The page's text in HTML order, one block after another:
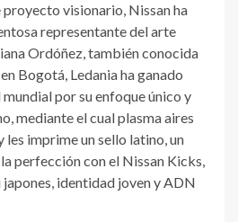
proyecto visionario, Nissan ha
representante del arte
Ordóñez, también conocida
Bogotá, Ledania ha ganado
por su enfoque único y
mediante el cual plasma aires
les imprime un sello latino, un
perfección con el Nissan Kicks,
identidad joven y ADN